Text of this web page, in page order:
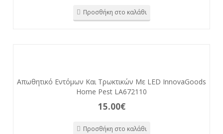
Προσθήκη στο καλάθι
Απωθητικό Εντόμων Και Τρωκτικών Με LED InnovaGoods
Home Pest LA672110
15.00€
Προσθήκη στο καλάθι